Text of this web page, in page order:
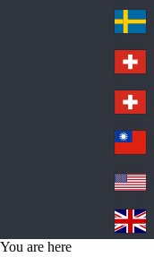
Af
ric
a
ain
Sw
ed
en
Sw
itz
erl
an
d
Sw
itz
erl
an
d
wa
n
A
Un
You are here